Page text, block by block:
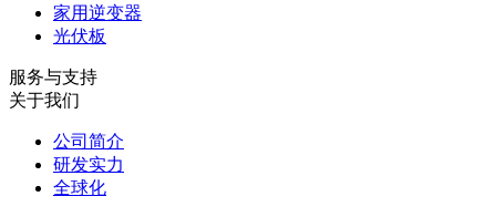
家用逆变器
光伏板
服务与支持
关于我们
公司简介
研发实力
全球化